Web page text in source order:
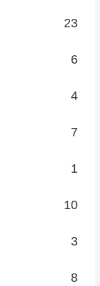
23
6
4
7
1
10
3
8